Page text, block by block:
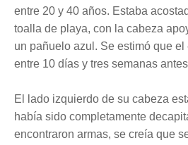
entre 20 y 40 años. Estaba
toalla de playa, con la cabeza
un pañuelo azul. Se estimó que
entre 10 días y tres semanas
El lado izquierdo de su cabeza
había sido completamente
encontraron armas, se creía que